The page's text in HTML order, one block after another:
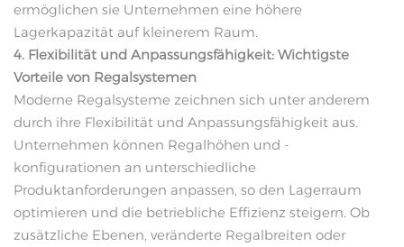
ermöglichen sie Unternehmen eine höhere
Lagerkapazität auf kleinerem Raum.
4. Flexibilität und Anpassungsfähigkeit: Wichtigste
Vorteile von Regalsystemen
Moderne Regalsysteme zeichnen sich unter anderem
durch ihre Flexibilität und Anpassungsfähigkeit aus.
Unternehmen können Regalhöhen und -
konfigurationen an unterschiedliche
Produktanforderungen anpassen, so den Lagerraum
optimieren und die betriebliche Effizienz steigern. Ob
zusätzliche Ebenen, veränderte Regalbreiten oder